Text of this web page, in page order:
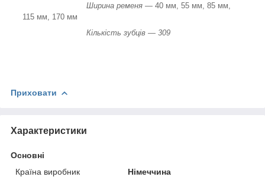
Ширина ременя — 40 мм, 55 мм, 85 мм,
115 мм, 170 мм
Кількість зубців — 309
Приховати
Характеристики
Основні
Країна виробник
Німеччина